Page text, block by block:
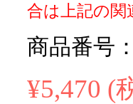
合は上記の
商品番号
¥5,470 (